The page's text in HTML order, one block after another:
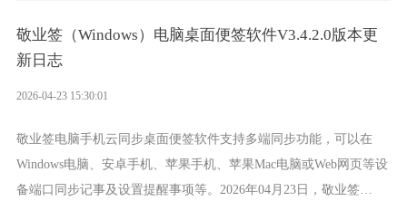
敬业签（Windows）电脑桌面便签软件V3.4.2.0版本更
新日志
2026-04-23 15:30:01
敬业签电脑手机云同步桌面便签软件支持多端同步功能，可以在
Windows电脑、安卓手机、苹果手机、苹果Mac电脑或Web网页等设
备端口同步记事及设置提醒事项等。2026年04月23日，敬业签